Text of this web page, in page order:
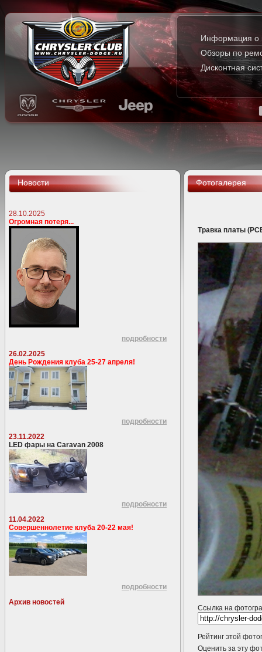
Информация о
Обзоры по
Дисконтная
Новости
28.10.2025
Огромная потеря...
подробности
26.02.2025
День Рождения клуба 25-27 апреля!
подробности
23.11.2022
LED фары на Caravan 2008
подробности
11.04.2022
Совершеннолетие клуба 20-22 мая!
подробности
Архив новостей
Фотогалерея
Травка платы
Ссылка на
Рейтинг этой
Оценить за эту